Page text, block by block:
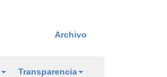
Archivo
Transparencia